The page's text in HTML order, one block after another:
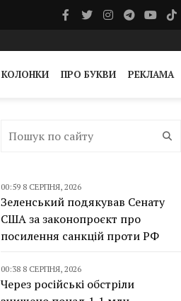
КОЛОНКИ ПРО БУКВИ РЕКЛАМА
00:59 8 СЕРПНЯ, 2026
Зеленський подякував Сенату
США за законопроєкт про
посилення санкцій проти РФ
00:38 8 СЕРПНЯ, 2026
Через російські обстріли